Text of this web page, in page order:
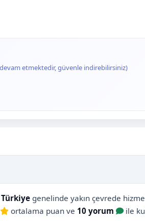
etmektedir, güvenle indirebilirsiniz)
Türkiye genelinde yakın çevrede
ortalama puan ve 10 yorum
ile